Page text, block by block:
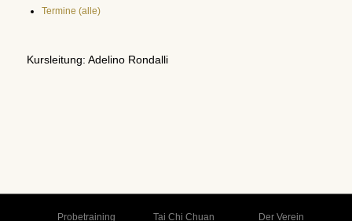
Termine (alle)
Kursleitung: Adelino Rondalli
Probetraining Tai Chi Chuan Der Verein